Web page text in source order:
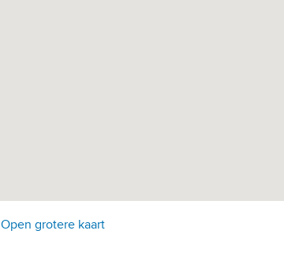
Open grotere kaart